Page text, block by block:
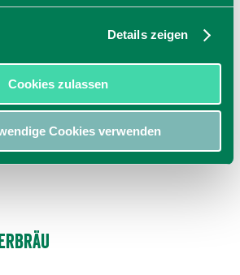
Details zeigen
Cookies zulassen
Cookies verwenden